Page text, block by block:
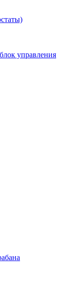
управления